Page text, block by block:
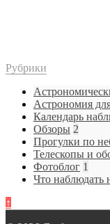
Рубрики
Астрономия
Календарь
Обзоры 2
Прогулки по
Телескопы и
Фотоблог 1
Что наблюдать
↑